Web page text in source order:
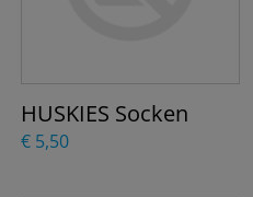
HUSKIES Socken
€ 5,50